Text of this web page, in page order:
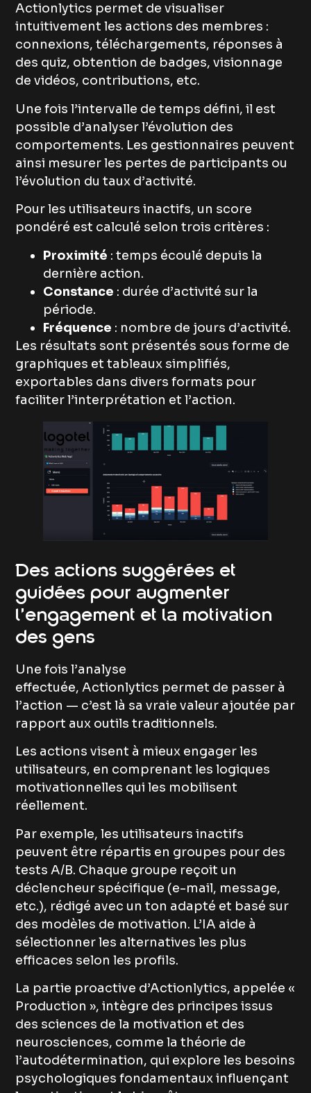
Actionlytics permet de visualiser
intuitivement les actions des membres :
connexions, téléchargements, réponses à
des quiz, obtention de badges, visionnage
de vidéos, contributions, etc.
Une fois l’intervalle de temps défini, il est
possible d’analyser l’évolution des
comportements. Les gestionnaires peuvent
ainsi mesurer les pertes de participants ou
l’évolution du taux d’activité.
Pour les utilisateurs inactifs, un score
pondéré est calculé selon trois critères :
Proximité : temps écoulé depuis la
dernière action.
Constance : durée d’activité sur la
période.
Fréquence : nombre de jours d’activité.
Les résultats sont présentés sous forme de
graphiques et tableaux simplifiés,
exportables dans divers formats pour
faciliter l’interprétation et l’action.
Des actions suggérées et
guidées pour augmenter
l’engagement et la motivation
des gens
Une fois l’analyse
effectuée, Actionlytics permet de passer à
l’action — c’est là sa vraie valeur ajoutée par
rapport aux outils traditionnels.
Les actions visent à mieux engager les
utilisateurs, en comprenant les logiques
motivationnelles qui les mobilisent
réellement.
Par exemple, les utilisateurs inactifs
peuvent être répartis en groupes pour des
tests A/B. Chaque groupe reçoit un
déclencheur spécifique (e-mail, message,
etc.), rédigé avec un ton adapté et basé sur
des modèles de motivation. L’IA aide à
sélectionner les alternatives les plus
efficaces selon les profils.
La partie proactive d’Actionlytics, appelée «
Production », intègre des principes issus
des sciences de la motivation et des
neurosciences, comme la théorie de
l’autodétermination, qui explore les besoins
psychologiques fondamentaux influençant